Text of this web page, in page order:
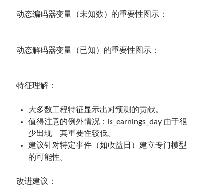
动态编码器变量（未知数）的重要性图示：
动态解码器变量（已知）的重要性图示：
特征理解：
大多数工程特征显示出对预测的贡献。
值得注意的例外情况：is_earnings_day 由于很
少出现，其重要性较低。
建议针对特定事件（如收益日）建立专门模型
的可能性。
改进建议：